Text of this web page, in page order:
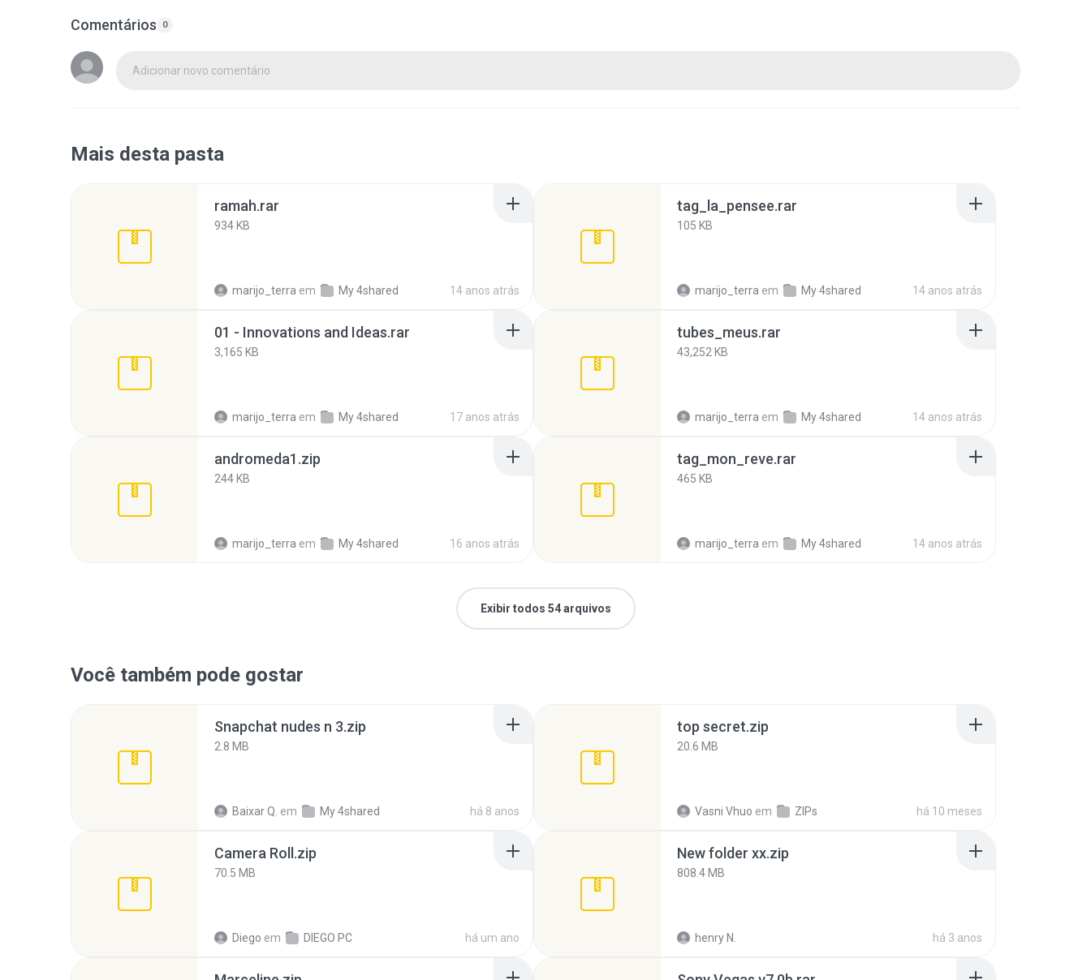
Comentários 0
Adicionar novo comentário
Mais desta pasta
ramah.rar
934 KB
marijo_terra em My 4shared 14 anos atrás
tag_la_pensee.rar
105 KB
marijo_terra em My 4shared 14 anos atrás
01 - Innovations and Ideas.rar
3,165 KB
marijo_terra em My 4shared 17 anos atrás
tubes_meus.rar
43,252 KB
marijo_terra em My 4shared 14 anos atrás
andromeda1.zip
244 KB
marijo_terra em My 4shared 16 anos atrás
tag_mon_reve.rar
465 KB
marijo_terra em My 4shared 14 anos atrás
Exibir todos 54 arquivos
Você também pode gostar
Snapchat nudes n 3.zip
2.8 MB
Baixar Q. em My 4shared há 8 anos
top secret.zip
20.6 MB
Vasni Vhuo em ZIPs há 10 meses
Camera Roll.zip
70.5 MB
Diego em DIEGO PC há um ano
New folder xx.zip
808.4 MB
henry N. há 3 anos